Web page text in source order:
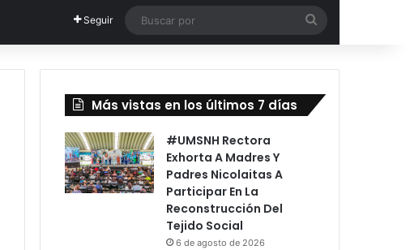
Seguir
por
Más vistas en los últimos 7 días
#UMSNH Rectora
Exhorta A Madres Y
Padres Nicolaitas A
Participar En La
Reconstrucción Del
Tejido Social
6 de agosto de 2026